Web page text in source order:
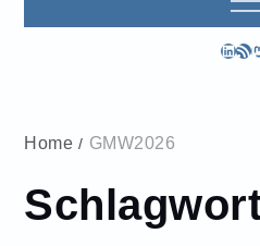
RSS-
Home GMW2026